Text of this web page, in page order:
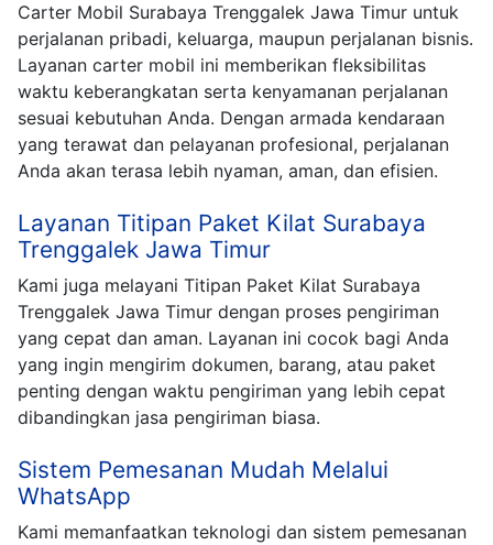
Carter Mobil Surabaya Trenggalek Jawa Timur untuk
perjalanan pribadi, keluarga, maupun perjalanan bisnis.
Layanan carter mobil ini memberikan fleksibilitas
waktu keberangkatan serta kenyamanan perjalanan
sesuai kebutuhan Anda. Dengan armada kendaraan
yang terawat dan pelayanan profesional, perjalanan
Anda akan terasa lebih nyaman, aman, dan efisien.
Layanan Titipan Paket Kilat Surabaya
Trenggalek Jawa Timur
Kami juga melayani Titipan Paket Kilat Surabaya
Trenggalek Jawa Timur dengan proses pengiriman
yang cepat dan aman. Layanan ini cocok bagi Anda
yang ingin mengirim dokumen, barang, atau paket
penting dengan waktu pengiriman yang lebih cepat
dibandingkan jasa pengiriman biasa.
Sistem Pemesanan Mudah Melalui
WhatsApp
Kami memanfaatkan teknologi dan sistem pemesanan